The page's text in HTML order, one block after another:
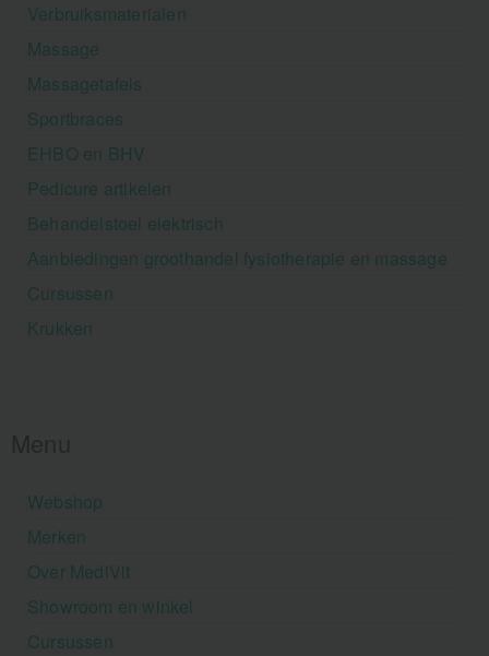
Verbruiksmaterialen
Massage
Massagetafels
Sportbraces
EHBO en BHV
Pedicure artikelen
Behandelstoel elektrisch
Aanbiedingen groothandel fysiotherapie en massage
Cursussen
Krukken
Webshop
Merken
Over MediVit
Showroom en winkel
Cursussen